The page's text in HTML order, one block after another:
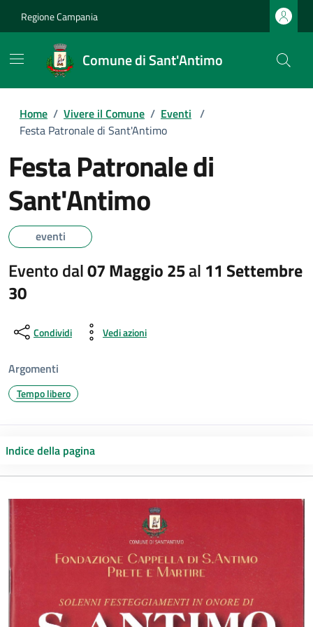
Regione Campania
Comune di Sant'Antimo
Home / Vivere il Comune / Eventi /
Festa Patronale di Sant'Antimo
Festa Patronale di
Sant'Antimo
eventi
Evento dal07 Maggio 25al 11 Settembre
30
Condividi Vedi azioni
Argomenti
Tempo libero
Indice della pagina